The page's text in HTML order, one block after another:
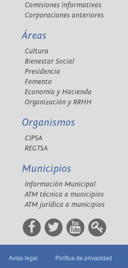
Comisiones informativas
Corporaciones anteriores
Áreas
Cultura
Bienestar Social
Presidencia
Fomento
Economía y Hacienda
Organización y RRHH
Organismos
CIPSA
REGTSA
Municipios
Información Municipal
ATM técnica a municipios
ATM jurídica a municipios
Aviso legal Política de privacidad